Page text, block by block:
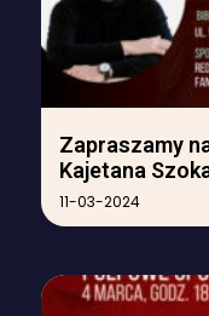
Zapraszamy
Kajetana
11-03-2024